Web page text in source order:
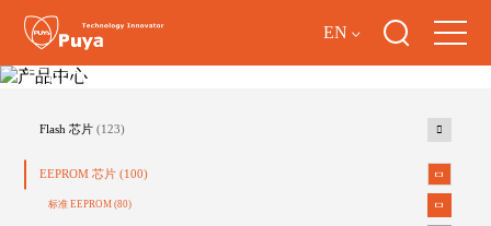
EN
产品中心
Flash 芯片 (123)
EEPROM 芯片 (100)
标准 EEPROM(80)